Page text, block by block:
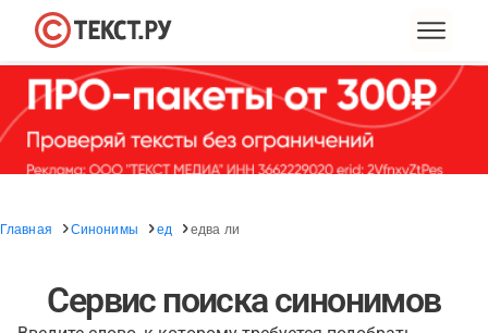
Главная Синонимы ед едва ли
Сервис поиска синонимов